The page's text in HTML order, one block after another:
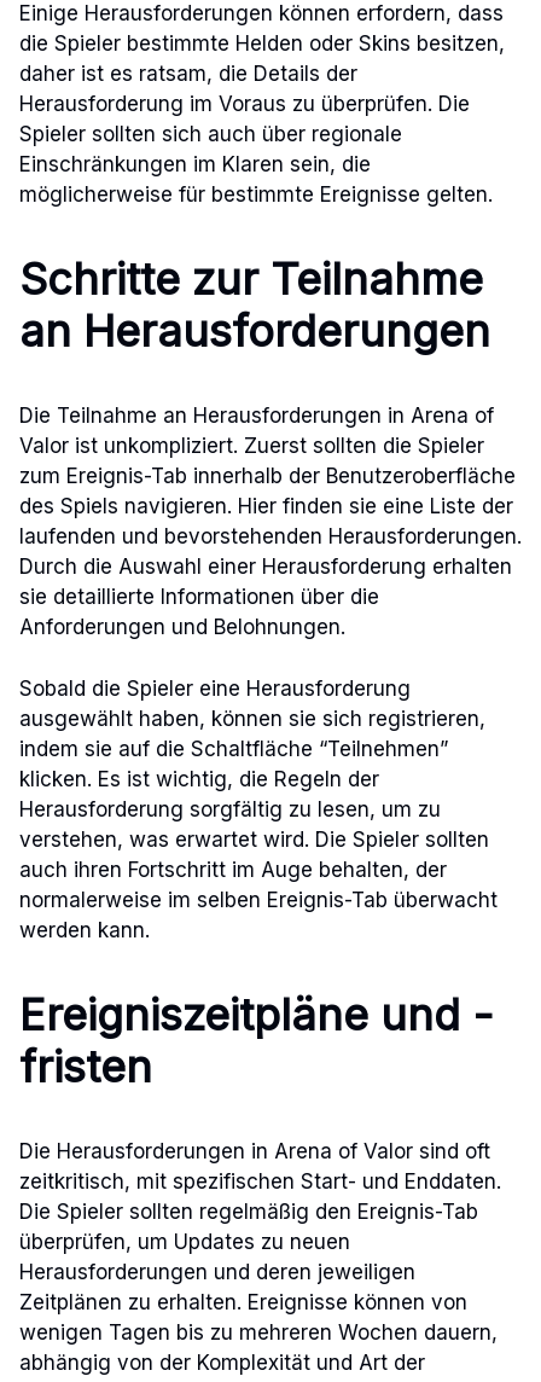
Einige Herausforderungen können erfordern, dass
die Spieler bestimmte Helden oder Skins besitzen,
daher ist es ratsam, die Details der
Herausforderung im Voraus zu überprüfen. Die
Spieler sollten sich auch über regionale
Einschränkungen im Klaren sein, die
möglicherweise für bestimmte Ereignisse gelten.
Schritte zur Teilnahme
an Herausforderungen
Die Teilnahme an Herausforderungen in Arena of
Valor ist unkompliziert. Zuerst sollten die Spieler
zum Ereignis-Tab innerhalb der Benutzeroberfläche
des Spiels navigieren. Hier finden sie eine Liste der
laufenden und bevorstehenden Herausforderungen.
Durch die Auswahl einer Herausforderung erhalten
sie detaillierte Informationen über die
Anforderungen und Belohnungen.
Sobald die Spieler eine Herausforderung
ausgewählt haben, können sie sich registrieren,
indem sie auf die Schaltfläche “Teilnehmen”
klicken. Es ist wichtig, die Regeln der
Herausforderung sorgfältig zu lesen, um zu
verstehen, was erwartet wird. Die Spieler sollten
auch ihren Fortschritt im Auge behalten, der
normalerweise im selben Ereignis-Tab überwacht
werden kann.
Ereigniszeitpläne und -
fristen
Die Herausforderungen in Arena of Valor sind oft
zeitkritisch, mit spezifischen Start- und Enddaten.
Die Spieler sollten regelmäßig den Ereignis-Tab
überprüfen, um Updates zu neuen
Herausforderungen und deren jeweiligen
Zeitplänen zu erhalten. Ereignisse können von
wenigen Tagen bis zu mehreren Wochen dauern,
abhängig von der Komplexität und Art der